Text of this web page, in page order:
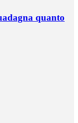
quanto